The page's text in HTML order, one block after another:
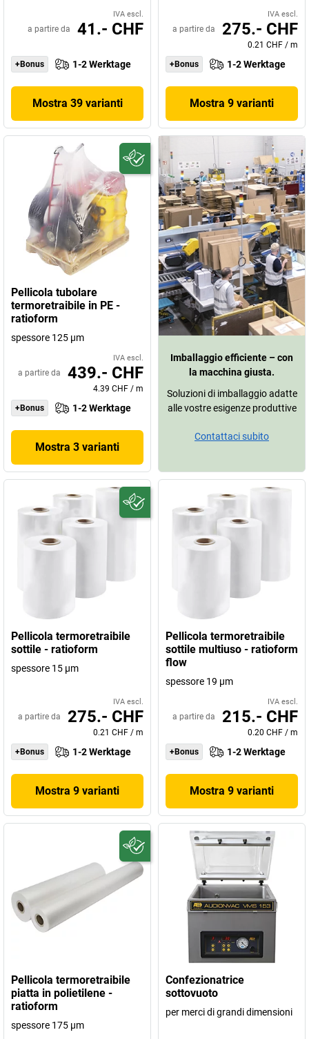
IVA escl.
a partire da 41.- CHF
+Bonus 1-2 Werktage
Mostra 39 varianti
IVA escl.
a partire da 275.- CHF
0.21 CHF / m
+Bonus
1-2 Werktage
Mostra 9 varianti
Pellicola tubolare
termoretraibile in PE -
ratioform
spessore 125 µm
IVA escl.
a partire da 439.- CHF
4.39 CHF / m
+Bonus
1-2 Werktage
Mostra 3 varianti
Pellicola termoretraibile
sottile - ratioform
spessore 15 µm
IVA escl.
a partire da 275.- CHF
0.21 CHF / m
+Bonus
1-2 Werktage
Mostra 9 varianti
Pellicola termoretraibile
sottile multiuso - ratioform
flow
spessore 19 µm
IVA escl.
a partire da 215.- CHF
0.20 CHF / m
+Bonus
1-2 Werktage
Mostra 9 varianti
Pellicola termoretraibile
piatta in polietilene -
ratioform
spessore 175 µm
Confezionatrice
sottovuoto
per merci di grandi dimensioni
Imballaggio efficiente – con
la macchina giusta.
Soluzioni di imballaggio adatte
alle vostre esigenze produttive
Contattaci subito